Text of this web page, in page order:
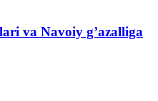
va Navoiy g’azalliga